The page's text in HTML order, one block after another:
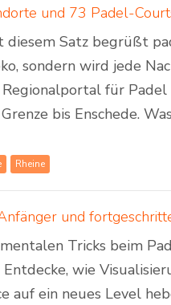
diesem Satz begrüßt
sondern wird jede
für
bis Enschede.
Rheine
und
Tricks beim
wie
auf ein neues Level